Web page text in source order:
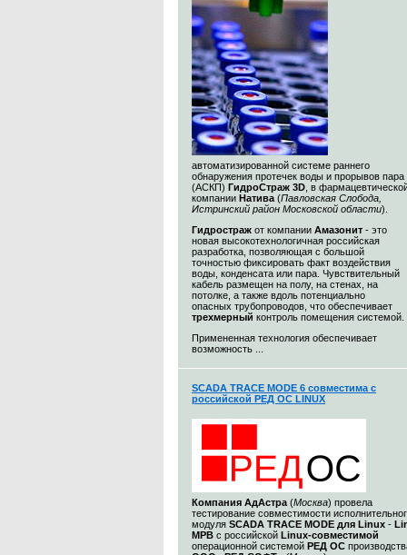
автоматизированной системе раннего
обнаружения протечек воды и прорывов пара
(АСКП) ГидроСтраж 3D , в
компании Натива (Павловская Слобода,
Истринский район Московской области).
Гидростраж от компании Амазонит - это
новая высокотехнологичная российская
разработка, позволяющая с большой
точностью фиксировать факт воздействия
воды, конденсата или пара. Чувствительный
кабель размещен на полу, на стенах, на
потолке, а также вдоль потенциально
опасных трубопроводов, что обеспечивает
трехмерный контроль помещения системой.
Примененная технология обеспечивает
возможность ...
SCADA TRACE MODE 6 совместима с
российской РЕД ОС LINUX
Компания АдАстра (Москва) провела
тестирование совместимости
модуля SCADA TRACE MODE для Linux -
МРВ с российской Linux-совместимой
операционной системой РЕД ОС